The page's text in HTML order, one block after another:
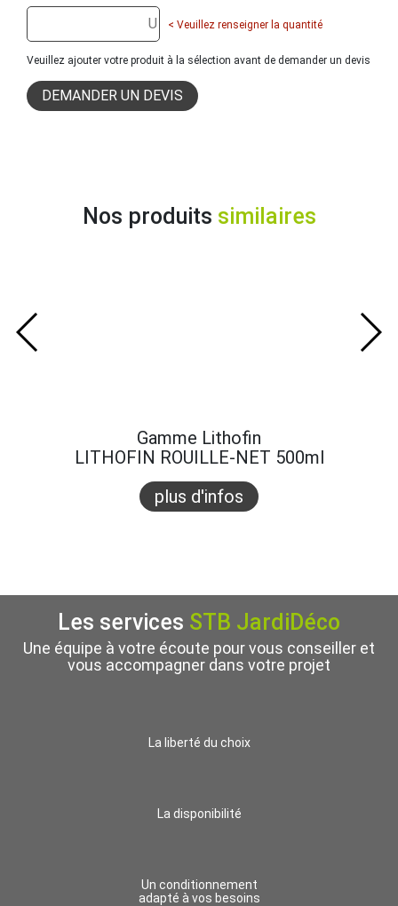
< Veuillez renseigner la quantité
Veuillez ajouter votre produit à la sélection avant de demander un devis
DEMANDER UN DEVIS
Nos produits similaires
Gamme Lithofin
LITHOFIN ROUILLE-NET 500ml
plus d'infos
Les services STB JardiDéco
Une équipe à votre écoute pour vous conseiller et
vous accompagner dans votre projet
La liberté du choix
La disponibilité
Un conditionnement
adapté à vos besoins